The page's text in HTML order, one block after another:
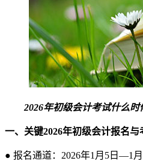
2026年初级会计考试什么时
一、关键2026年初级会计报名与
● 报名通道：2026年1月5日—1